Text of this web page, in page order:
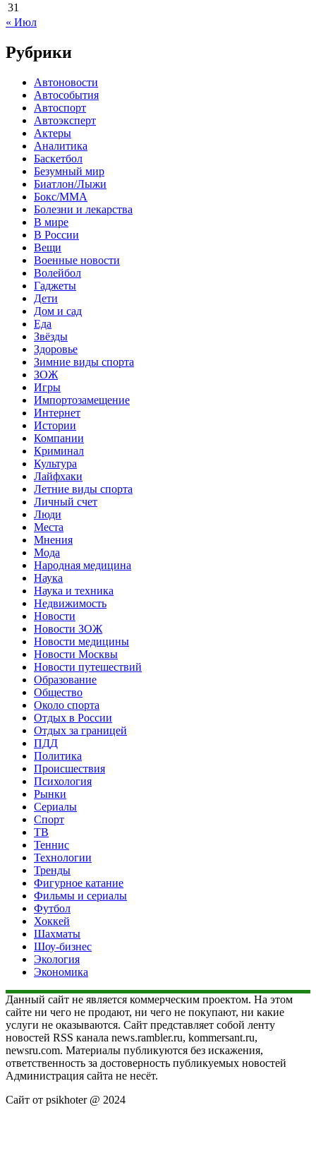
31
« Июл
Рубрики
Автоновости
Автособытия
Автоспорт
Автоэксперт
Актеры
Аналитика
Баскетбол
Безумный мир
Биатлон/Лыжи
Бокс/MMA
Болезни и лекарства
В мире
В России
Вещи
Военные новости
Волейбол
Гаджеты
Дети
Дом и сад
Еда
Звёзды
Здоровье
Зимние виды спорта
ЗОЖ
Игры
Импортозамещение
Интернет
Истории
Компании
Криминал
Культура
Лайфхаки
Летние виды спорта
Личный счет
Люди
Места
Мнения
Мода
Народная медицина
Наука
Наука и техника
Недвижимость
Новости
Новости ЗОЖ
Новости медицины
Новости Москвы
Новости путешествий
Образование
Общество
Около спорта
Отдых в России
Отдых за границей
ПДД
Политика
Происшествия
Психология
Рынки
Сериалы
Спорт
ТВ
Теннис
Технологии
Тренды
Фигурное катание
Фильмы и сериалы
Футбол
Хоккей
Шахматы
Шоу-бизнес
Экология
Экономика
Данный сайт не является коммерческим проектом. На этом
сайте ни чего не продают, ни чего не покупают, ни какие
услуги не оказываются. Сайт представляет собой ленту
новостей RSS канала news.rambler.ru, kommersant.ru,
newsru.com. Материалы публикуются без искажения,
ответственность за достоверность публикуемых новостей
Администрация сайта не несёт.
Сайт от psikhoter @ 2024